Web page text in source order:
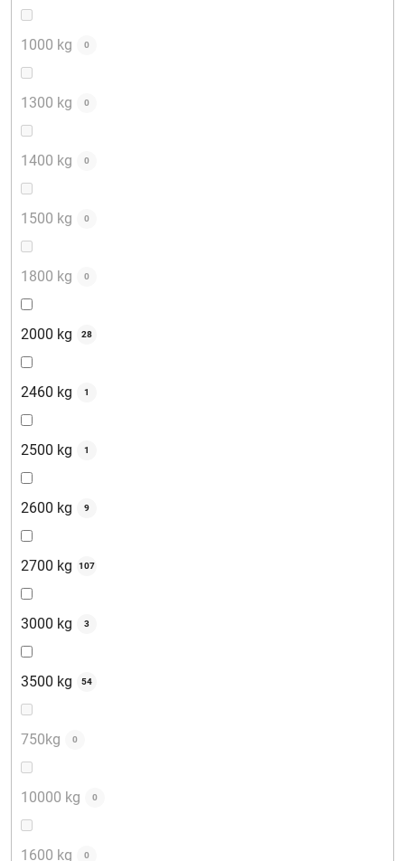
1000 kg 0
1300 kg 0
1400 kg 0
1500 kg 0
1800 kg 0
2000 kg 28
2460 kg 1
2500 kg 1
2600 kg 9
2700 kg 107
3000 kg 3
3500 kg 54
750kg 0
10000 kg 0
1600 kg 0